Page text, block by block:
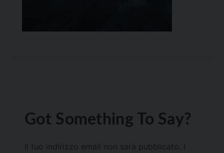
Got Something To Say?
Il tuo indirizzo email non sarà pubblicato.